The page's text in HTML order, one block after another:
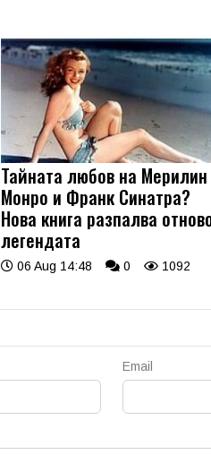
Тайната любов на Мерилин
Монро и Франк Синатра?
Нова книга разпалва
легендата
06 Aug 14:48 0 1092
Email